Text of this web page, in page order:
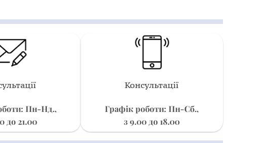
Пн-Нд.,
до 21.00
Консультації
Графік роботи: Пн-Сб.,
з 9.00 до 18.00